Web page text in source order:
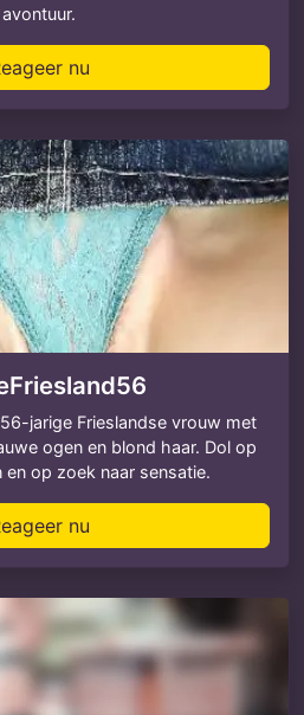
avontuur.
nu
jarige Frieslandse vrouw met
ogen en blond haar. Dol op
en op zoek naar sensatie.
nu